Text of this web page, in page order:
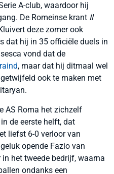
A-club, waardoor hij
De Romeinse krant Il
deze zomer ook
dat hij in 35 officiële duels in
vond dat de
, maar dat hij ditmaal wel
ook te maken met
AS Roma het zichzelf
de eerste helft, dat
liefst 6-0 verloor van
opende Fazio van
het tweede bedrijf, waarna
ondanks een